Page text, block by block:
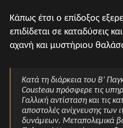
Κάπως έτσι ο επίδοξος
επιδίδεται σε καταδύσεις
αχανή και μυστήριου
Κατά τη διάρκεια του Β’
Cousteau πρόσφερε τις
Γαλλική αντίσταση και τις
αποστολές ανίχνευσης των
δυνάμεων. Μεταπολεμικά